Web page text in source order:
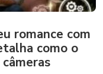
romance com
como o